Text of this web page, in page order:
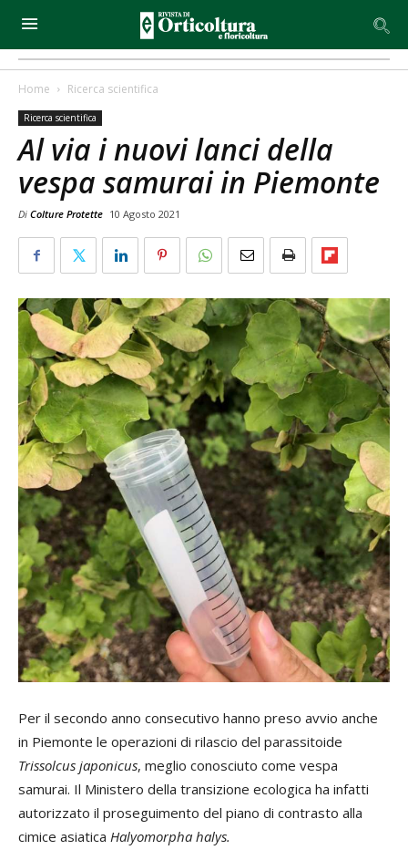
Home Ricerca scientifica
Ricerca scientifica
Al via i nuovi lanci della
vespa samurai in Piemonte
Di Colture Protette 10 Agosto 2021
Per il secondo anno consecutivo hanno preso avvio anche
in Piemonte le operazioni di rilascio del parassitoide
Trissolcus japonicus, meglio conosciuto come vespa
samurai. Il Ministero della transizione ecologica ha infatti
autorizzato il proseguimento del piano di contrasto alla
cimice asiatica Halyomorpha halys.